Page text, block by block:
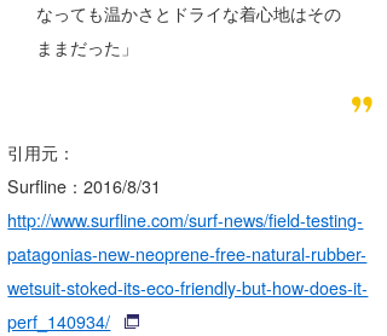
なっても温かさとドライな着心地はその
ままだった」
引用元：
Surfline：2016/8/31
http://www.surfline.com/surf-news/field-testing-
patagonias-new-neoprene-free-natural-rubber-
wetsuit-stoked-its-eco-friendly-but-how-does-it-
perf_140934/